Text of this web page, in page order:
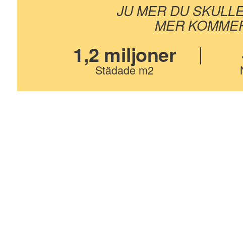
JU MER DU
MER
1,2 miljoner
Städade m2